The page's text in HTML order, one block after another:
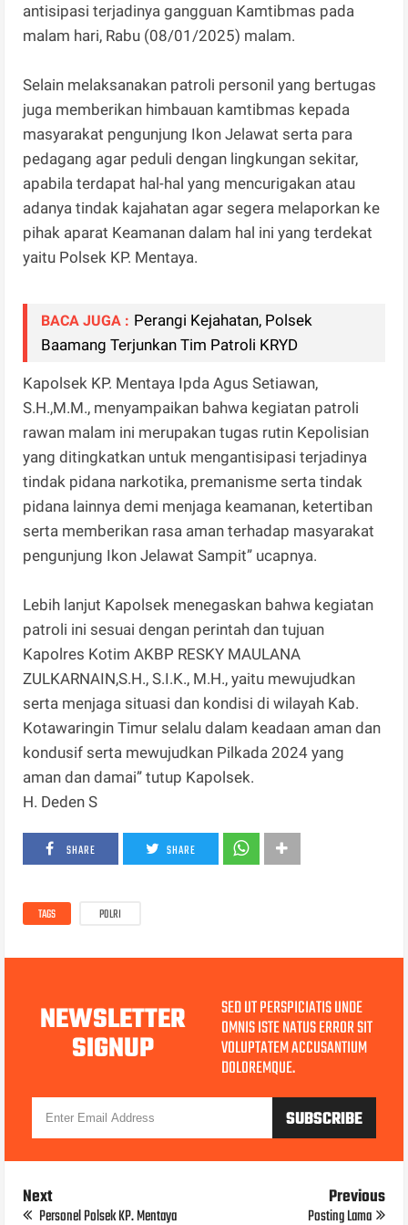
antisipasi terjadinya gangguan Kamtibmas pada
malam hari, Rabu (08/01/2025) malam.
Selain melaksanakan patroli personil yang bertugas
juga memberikan himbauan kamtibmas kepada
masyarakat pengunjung Ikon Jelawat serta para
pedagang agar peduli dengan lingkungan sekitar,
apabila terdapat hal-hal yang mencurigakan atau
adanya tindak kajahatan agar segera melaporkan ke
pihak aparat Keamanan dalam hal ini yang terdekat
yaitu Polsek KP. Mentaya.
BACA JUGA : Perangi Kejahatan, Polsek
Baamang Terjunkan Tim Patroli KRYD
Kapolsek KP. Mentaya Ipda Agus Setiawan,
S.H.,M.M., menyampaikan bahwa kegiatan patroli
rawan malam ini merupakan tugas rutin Kepolisian
yang ditingkatkan untuk mengantisipasi terjadinya
tindak pidana narkotika, premanisme serta tindak
pidana lainnya demi menjaga keamanan, ketertiban
serta memberikan rasa aman terhadap masyarakat
pengunjung Ikon Jelawat Sampit” ucapnya.
Lebih lanjut Kapolsek menegaskan bahwa kegiatan
patroli ini sesuai dengan perintah dan tujuan
Kapolres Kotim AKBP RESKY MAULANA
ZULKARNAIN,S.H., S.I.K., M.H., yaitu mewujudkan
serta menjaga situasi dan kondisi di wilayah Kab.
Kotawaringin Timur selalu dalam keadaan aman dan
kondusif serta mewujudkan Pilkada 2024 yang
aman dan damai” tutup Kapolsek.
H. Deden S
SHARE SHARE
TAGS POLRI
NEWSLETTER
SIGNUP
SED UT PERSPICIATIS UNDE
OMNIS ISTE NATUS ERROR SIT
VOLUPTATEM ACCUSANTIUM
DOLOREMQUE.
Next
Personel Polsek KP. Mentaya
Previous
Posting Lama